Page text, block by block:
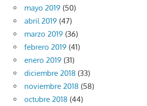
mayo 2019 (50)
abril 2019 (47)
marzo 2019 (36)
febrero 2019 (41)
enero 2019 (31)
diciembre 2018 (33)
noviembre 2018 (58)
octubre 2018 (44)